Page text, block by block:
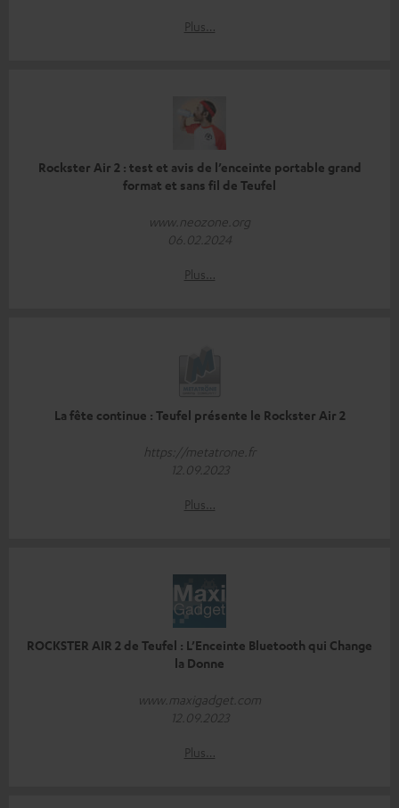
Plus…
Rockster Air 2 : test et avis de l’enceinte portable grand
format et sans fil de Teufel
www.neozone.org
06.02.2024
Plus…
La fête continue : Teufel présente le Rockster Air 2
https://metatrone.fr
12.09.2023
Plus…
ROCKSTER AIR 2 de Teufel : L’Enceinte Bluetooth qui Change
la Donne
www.maxigadget.com
12.09.2023
Plus…